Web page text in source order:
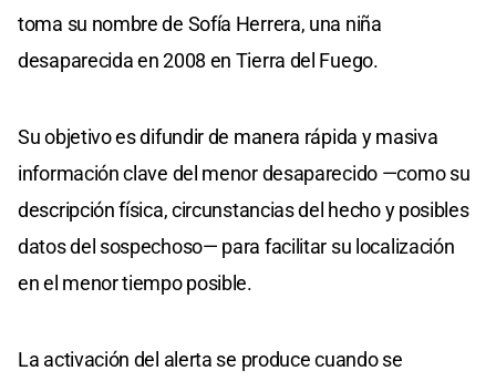
toma su nombre de Sofía Herrera, una niña
desaparecida en 2008 en Tierra del Fuego.
Su objetivo es difundir de manera rápida y masiva
información clave del menor desaparecido —como su
descripción física, circunstancias del hecho y posibles
datos del sospechoso— para facilitar su localización
en el menor tiempo posible.
La activación del alerta se produce cuando se